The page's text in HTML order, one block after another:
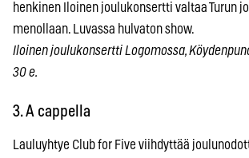
henkinen Iloinen joulukonsertti valtaa Turun
menollaan. Luvassa hulvaton show.
Iloinen joulukonsertti Logomossa,
30 e.
3. A cappella
Lauluyhtye Club for Five viihdyttää